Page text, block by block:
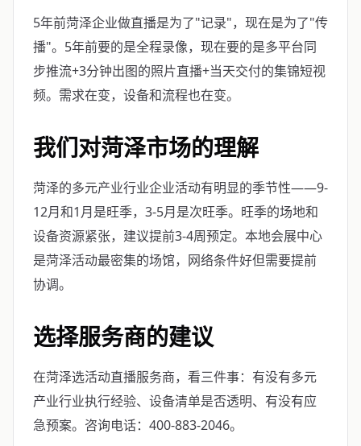
5年前菏泽企业做直播是为了"记录"，现在是为了"传
播"。5年前要的是全程录像，现在要的是多平台同
步推流+3分钟出图的照片直播+当天交付的集锦短视
频。需求在变，设备和流程也在变。
我们对菏泽市场的理解
菏泽的多元产业行业企业活动有明显的季节性——9-
12月和1月是旺季，3-5月是次旺季。旺季的场地和
设备资源紧张，建议提前3-4周预定。本地会展中心
是菏泽活动最密集的场馆，网络条件好但需要提前
协调。
选择服务商的建议
在菏泽选活动直播服务商，看三件事：有没有多元
产业行业执行经验、设备清单是否透明、有没有应
急预案。咨询电话：400-883-2046。